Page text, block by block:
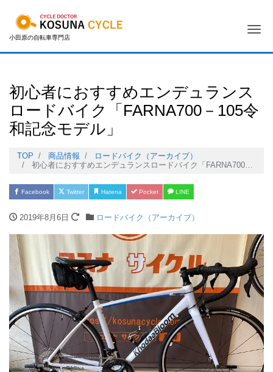
小田原の自転車専門店
初心者におすすめエンデュランス
ロードバイク「FARNA700－105令
和記念モデル」
TOP 商品情報
ロードバイク（アーカイブ）
初心者におすすめエンデュランスロードバイク「FARNA700－105令和記念モデル」
Facebook Twitter Hatena Pocket LINE
2019年8月6日 ロードバイク（アーカイブ）